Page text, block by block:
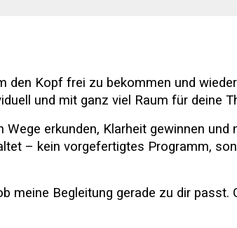
Kopf frei zu bekommen und
und mit ganz viel Raum für deine
erkunden, Klarheit gewinnen und
– kein vorgefertigtes Programm,
meine Begleitung gerade zu dir passt.